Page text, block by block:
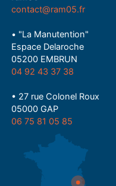
contact@ram05.fr
• "La Manutention"
Espace Delaroche
05200 EMBRUN
04 92 43 37 38
• 27 rue Colonel Roux
05000 GAP
06 75 81 05 85